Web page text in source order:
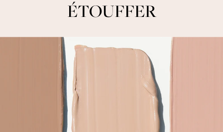
ÉTOUFFER